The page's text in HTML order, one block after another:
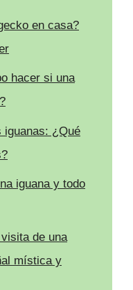
en casa?
hacer si una
iguanas: ¿Qué
iguana y todo
de una
mística y